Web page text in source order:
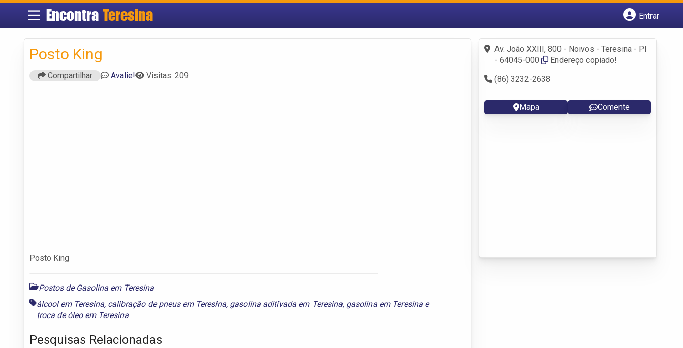
Encontra Teresina
Entrar
Fazer login
Criar conta
Posto King
Compartilhar Avalie! Visitas: 209
Posto King
Postos de Gasolina em Teresina
álcool em Teresina, calibração de pneus em Teresina, gasolina aditivada em Teresina, gasolina em Teresina e
troca de óleo em Teresina
Pesquisas Relacionadas
Av. João XXIII, 800 - Noivos - Teresina - PI
- 64045-000
Endereço copiado!
(86) 3232-2638
Mapa Comente